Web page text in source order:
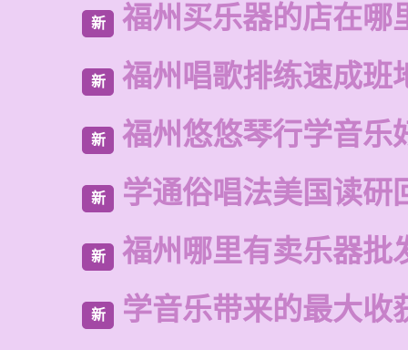
新 福州买乐器的店在哪
新 福州唱歌排练速成班
新 福州悠悠琴行学音乐
新 学通俗唱法美国读研
新 福州哪里有卖乐器批
新 学音乐带来的最大收